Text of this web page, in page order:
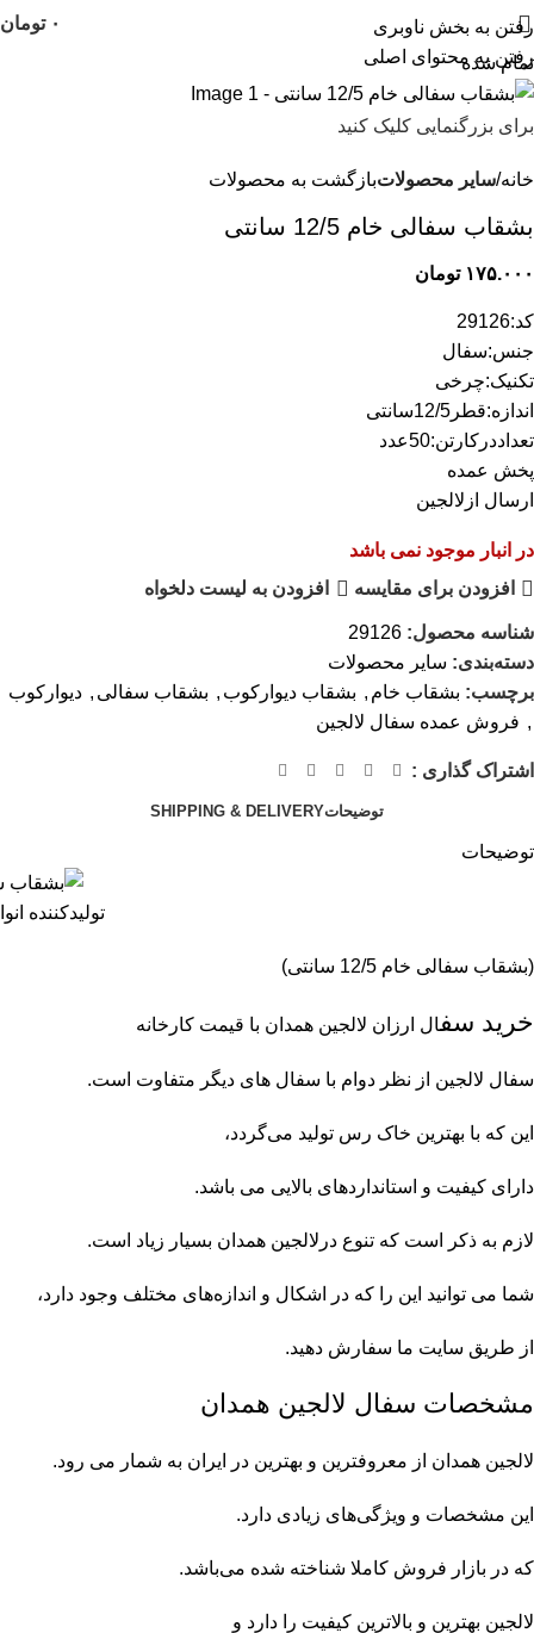
رفتن به بخش ناوبری
رفتن به محتوای اصلی
۰ تومان
تمام شده
برای بزرگنمایی کلیک کنید
خانه سایر محصولاتبازگشت به محصولات
بشقاب سفالی خام 12/5 سانتی
۱۷۵.۰۰۰ تومان
کد:29126
جنس:سفال
تکنیک:چرخی
اندازه:قطر12/5سانتی
تعداددرکارتن:50عدد
پخش عمده
ارسال ازلالجین
در انبار موجود نمی باشد
افزودن برای مقایسه
افزودن به لیست دلخواه
شناسه محصول: 29126
دسته‌بندی: سایر محصولات
برچسب: بشقاب خام , بشقاب دیوارکوب , بشقاب سفالی , دیوارکوب
, فروش عمده سفال لالجین
اشتراک گذاری :
توضیحاتSHIPPING & DELIVERY
توضیحات
تولیدکننده
(بشقاب سفالی خام 12/5 سانتی)
خرید سفال ارزان لالجین همدان با قیمت کارخانه
سفال لالجین از نظر دوام با سفال های دیگر متفاوت است.
این که با بهترین خاک رس تولید می‌گردد،
دارای کیفیت‌ و استانداردهای بالایی می باشد.
لازم به ذکر است که تنوع درلالجین همدان بسیار زیاد است.
شما می توانید این را که در اشکال و اندازه‌های‌ مختلف وجود دارد،
از طریق سایت ما سفارش دهید.
مشخصات سفال لالجین همدان
لالجین همدان از معروفترین و بهترین در ایران به شمار می رود.
این مشخصات و ویژگی‌های زیادی دارد.
که در بازار فروش کاملا شناخته شده می‌باشد.
لالجین بهترین و بالاترین کیفیت را دارد و